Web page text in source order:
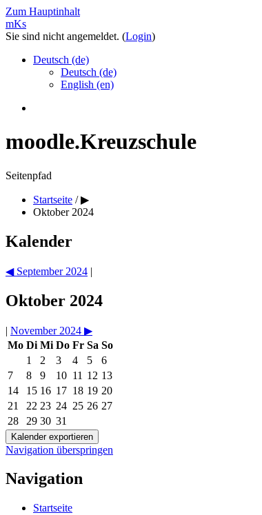
Zum Hauptinhalt
mKs
Sie sind nicht angemeldet. (Login)
Deutsch ‎(de)‎
Deutsch ‎(de)‎
English ‎(en)‎
moodle.Kreuzschule
Seitenpfad
Startseite / ▶︎
Oktober 2024
Kalender
◀︎ September 2024 |
Oktober 2024
| November 2024 ▶︎
Mo Di Mi Do Fr Sa So
1
2 3 4 5
6
7
8 9 10 11 12 13
14
15 16 17 18 19 20
21
22 23 24 25 26 27
28
29 30 31
Navigation überspringen
Navigation
Startseite